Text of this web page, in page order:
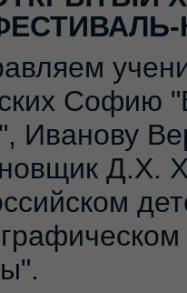
Софию
Иванову
Д.Х.